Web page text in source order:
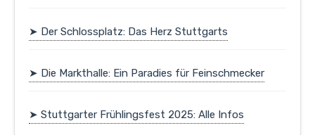
➤ Der Schlossplatz: Das Herz Stuttgarts
➤ Die Markthalle: Ein Paradies für Feinschmecker
➤ Stuttgarter Frühlingsfest 2025: Alle Infos